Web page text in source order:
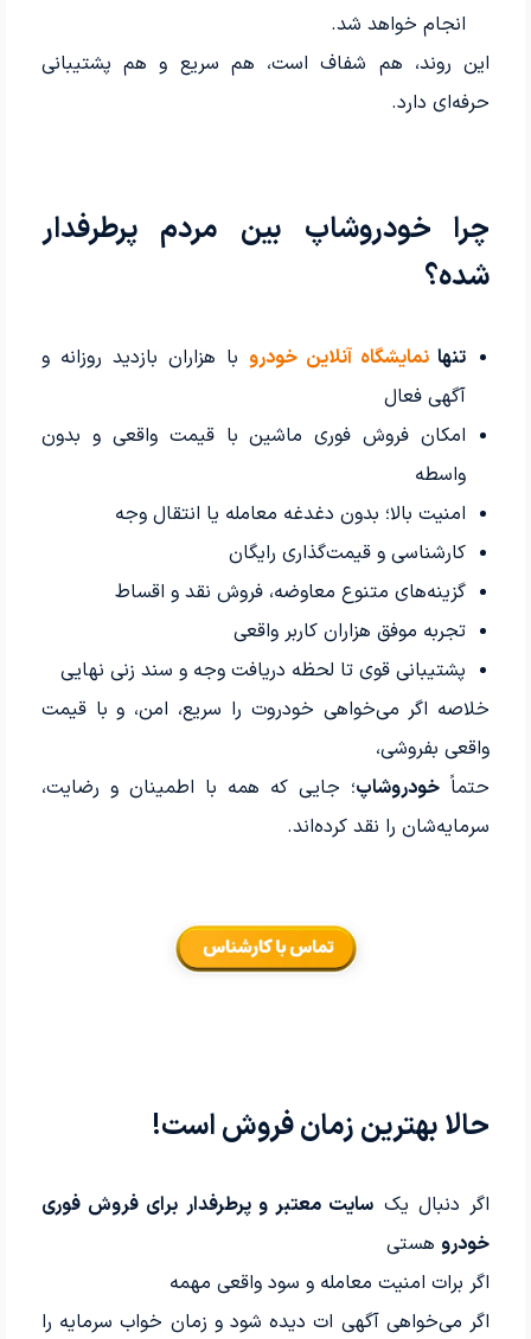
انجام خواهد شد.
این روند، هم شفاف است، هم سریع و هم پشتیبانی
حرفه‌ای دارد.
چرا خودروشاپ بین مردم پرطرفدار
شده؟
تنها نمایشگاه آنلاین خودروبا هزاران بازدید روزانه و
آگهی فعال
امکان فروش فوری ماشین با قیمت واقعی و بدون
واسطه
امنیت بالا؛ بدون دغدغه معامله یا انتقال وجه
کارشناسی و قیمت‌گذاری رایگان
گزینه‌های متنوع معاوضه، فروش نقد و اقساط
تجربه موفق هزاران کاربر واقعی
پشتیبانی قوی تا لحظه دریافت وجه و سند زنی نهایی
خلاصه اگر می‌خواهی خودروت را سریع، امن، و با قیمت
واقعی بفروشی،
حتماً خودروشاپ؛ جایی که همه با اطمینان و رضایت،
سرمایه‌شان را نقد کرده‌اند.
حالا بهترین زمان فروش است!
اگر دنبال یک سایت معتبر و پرطرفدار برای فروش فوری
خودروهستی
اگر برات امنیت معامله و سود واقعی مهمه
اگر می‌خواهی آگهی ات دیده شود و زمان خواب سرمایه را